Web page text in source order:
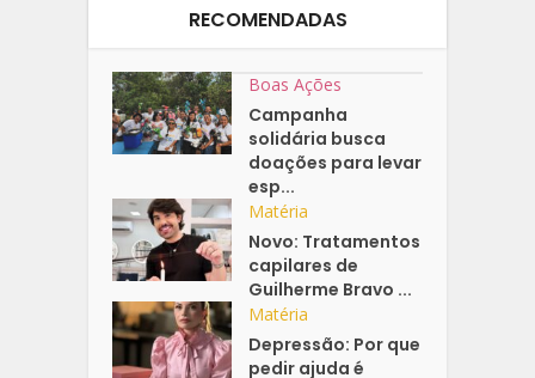
RECOMENDADAS
Boas Ações
Campanha
solidária busca
doações para levar
esp...
Matéria
Novo: Tratamentos
capilares de
Guilherme Bravo ...
Matéria
Depressão: Por que
pedir ajuda é